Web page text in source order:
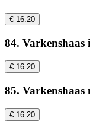
€ 16.20
84. Varkenshaas
€ 16.20
85. Varkenshaas
€ 16.20